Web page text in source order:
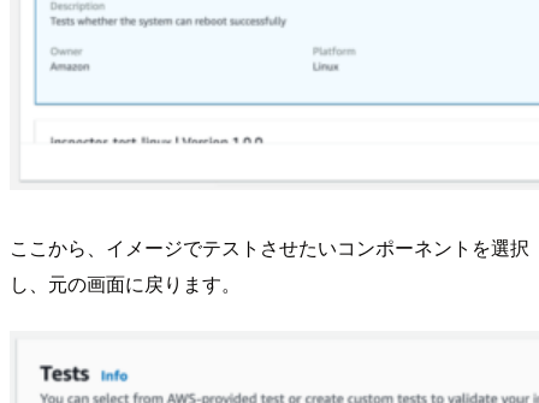
ここから、イメージでテストさせたいコンポーネントを選択
し、元の画面に戻ります。